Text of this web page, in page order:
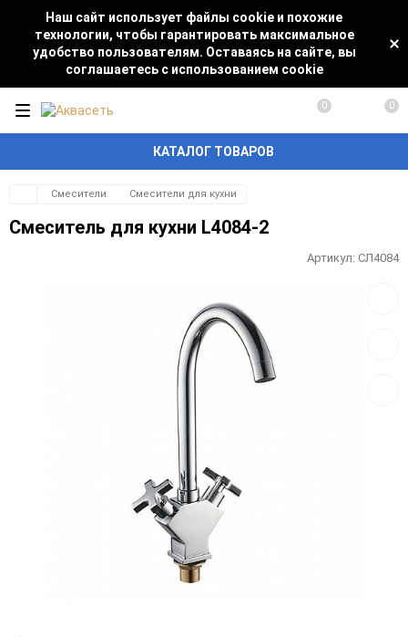
Наш сайт использует файлы cookie и похожие
технологии, чтобы гарантировать максимальное
удобство пользователям. Оставаясь на сайте, вы
соглашаетесь с использованием cookie
КАТАЛОГ ТОВАРОВ
0 0
Смесители Смесители для кухни
Смеситель для кухни L4084-2
Артикул: СЛ4084